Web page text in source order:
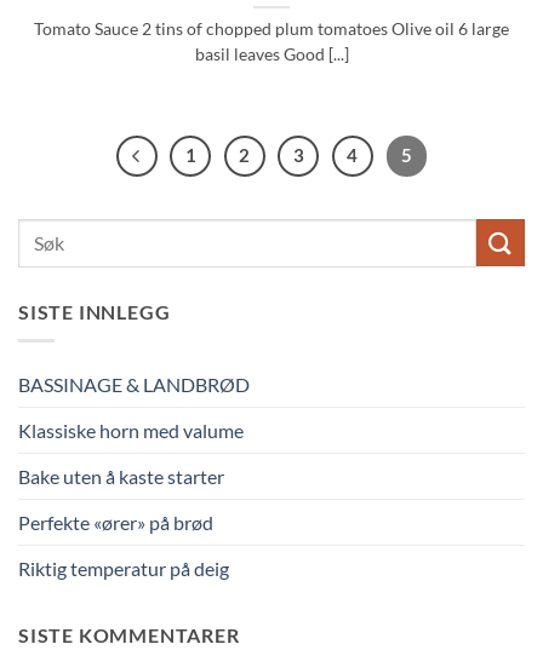
Tomato Sauce 2 tins of chopped plum tomatoes Olive oil 6 large
basil leaves Good [...]
1 2 3 4 5
SISTE INNLEGG
BASSINAGE & LANDBRØD
Klassiske horn med valume
Bake uten å kaste starter
Perfekte «ører» på brød
Riktig temperatur på deig
SISTE KOMMENTARER